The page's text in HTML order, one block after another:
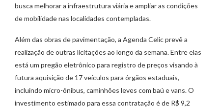
busca melhorar a infraestrutura viária e ampliar as condições
de mobilidade nas localidades contempladas.
Além das obras de pavimentação, a Agenda Celic prevê a
realização de outras licitações ao longo da semana. Entre elas
está um pregão eletrônico para registro de preços visando à
futura aquisição de 17 veículos para órgãos estaduais,
incluindo micro-ônibus, caminhões leves com baú e vans. O
investimento estimado para essa contratação é de R$ 9,2